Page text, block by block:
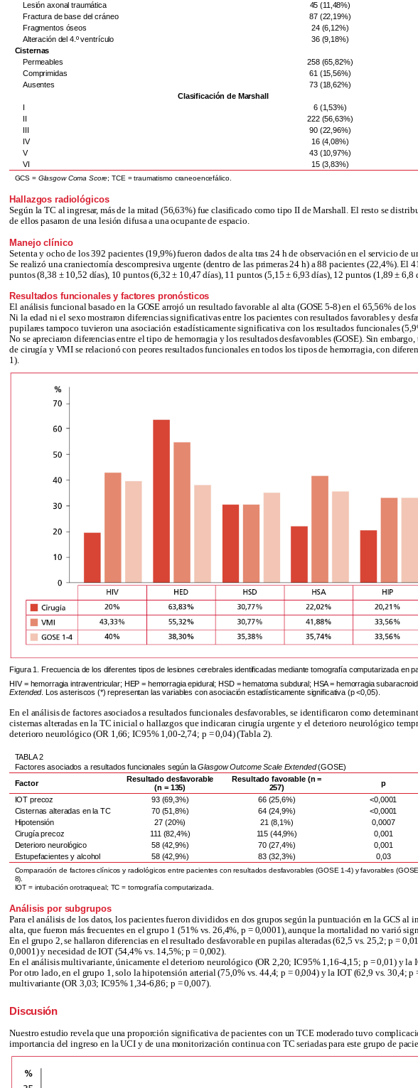
Lesión axonal traumática
45 (11,48%)
Fractura de base del cráneo
87 (22,19%)
Fragmentos óseos
24 (6,12%)
Alteración del 4.º ventrículo
36 (9,18%)
Cisternas
Permeables
258 (65,82%)
Comprimidas
61 (15,56%)
Ausentes
73 (18,62%)
Clasificación de Marshall
6 (1,53%)
222 (56,63%)
90 (22,96%)
IV
16 (4,08%)
V
43 (10,97%)
VI
15 (3,83%)
GCS = Glasgow Coma Score; TCE = traumatismo craneoencefálico.
Hallazgos radiológicos
Según la TC al ingresar, más de la mitad (56,63%) fue clasificado como tipo II de Marshall. El resto se
de ellos pasaron de una lesión difusa a una ocupante de espacio.
Manejo clínico
Setenta y ocho de los 392 pacientes (19,9%) fueron dados de alta tras 24 h de observación en el servicio
Se realizó una craniectomía descompresiva urgente (dentro de las primeras 24 h) a 88 pacientes (22,4%).
puntos (8,38 ± 10,52 días), 10 puntos (6,32 ± 10,47 días), 11 puntos (5,15 ± 6,93 días), 12 puntos (1,89 ± 6,8
Resultados funcionales y factores pronósticos
El análisis funcional basado en la GOSE arrojó un resultado favorable al alta (GOSE 5-8) en el 65,56% de
Ni la edad ni el sexo mostraron diferencias significativas entre los pacientes con resultados favorables y
pupilares tampoco tuvieron una asociación estadísticamente significativa con los resultados funcionales
No se apreciaron diferencias entre el tipo de hemorragia y los resultados desfavorables (GOSE). Sin
de cirugía y VMI se relacionó con peores resultados funcionales en todos los tipos de hemorragia, con
1).
Figura 1. Frecuencia de los diferentes tipos de lesiones cerebrales identificadas mediante tomografía computarizada en
HIV = hemorragia intraventricular; HEP = hemorragia epidural; HSD = hematoma subdural; HSA = hemorragia
Extended. Los asteriscos (*) representan las variables con asociación estadísticamente significativa (p <0,05).
En el análisis de factores asociados a resultados funcionales desfavorables, se identificaron como
cisternas alteradas en la TC inicial o hallazgos que indicaran cirugía urgente y el deterioro neurológico
deterioro neurológico (OR 1,66; IC95% 1,00-2,74; p = 0,04) (Tabla 2).
TABLA 2
Factores asociados a resultados funcionales según laGlasgow Outcome Scale Extended(GOSE)
Factor
Resultado desfavorable
(n = 135)
Resultado favorable (n =
257)
p
IOT precoz
93 (69,3%) 66 (25,6%)
<0,0001
Cisternas alteradas en la TC
70 (51,8%) 64 (24,9%)
<0,0001
Hipotensión
27 (20%) 21 (8,1%)
0,0007
Cirugía precoz
111 (82,4%) 115 (44,9%)
0,001
Deterioro neurológico
58 (42,9%) 70 (27,4%)
0,001
Estupefacientes y alcohol
58 (42,9%) 83 (32,3%) 0,03
Comparación de factores clínicos y radiológicos entre pacientes con resultados desfavorables (GOSE 1-4) y favorables
8).
IOT = intubación orotraqueal; TC = tomografía computarizada.
Análisis por subgrupos
Para el análisis de los datos, los pacientes fueron divididos en dos grupos según la puntuación en la GCS
alta, que fueron más frecuentes en el grupo 1 (51% vs. 26,4%, p = 0,0001), aunque la mortalidad no varió
En el grupo 2, se hallaron diferencias en el resultado desfavorable en pupilas alteradas (62,5 vs. 25,2; p =
0,0001) y necesidad de IOT (54,4% vs. 14,5%; p = 0,002).
En el análisis multivariante, únicamente el deterioro neurológico (OR 2,20; IC95% 1,16-4,15; p = 0,01) y
Por otro lado, en el grupo 1, solo la hipotensión arterial (75,0% vs. 44,4; p = 0,004) y la IOT (62,9 vs. 30,4;
multivariante (OR 3,03; IC95% 1,34-6,86; p = 0,007).
Discusión
Nuestro estudio revela que una proporción significativa de pacientes con un TCE moderado tuvo
importancia del ingreso en la UCI y de una monitorización continua con TC seriadas para este grupo de